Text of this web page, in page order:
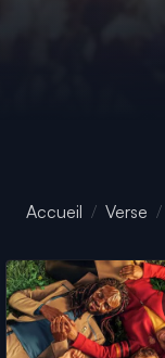
Accueil Verse